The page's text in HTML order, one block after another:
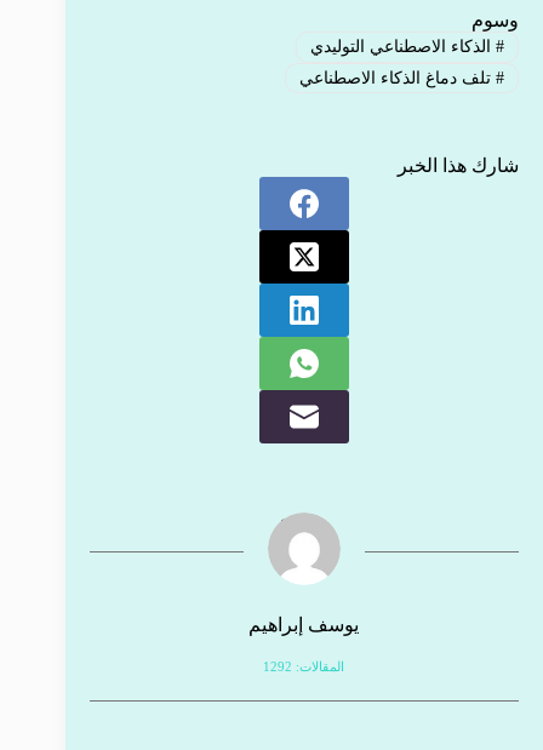
وسوم
#الذكاء الاصطناعي التوليدي
#تلف دماغ الذكاء الاصطناعي
شارك هذا الخبر
يوسف إبراهيم
المقالات: 1292